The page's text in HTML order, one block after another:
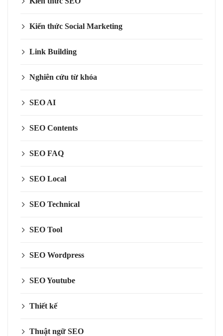
Kiến thức Social Marketing
Link Building
Nghiên cứu từ khóa
SEO AI
SEO Contents
SEO FAQ
SEO Local
SEO Technical
SEO Tool
SEO Wordpress
SEO Youtube
Thiết kế
Thuật ngữ SEO